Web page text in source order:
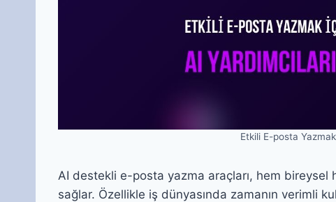
Etkili E-posta Yazmak
AI destekli e-posta yazma araçları, hem
sağlar. Özellikle iş dünyasında zamanın verimli